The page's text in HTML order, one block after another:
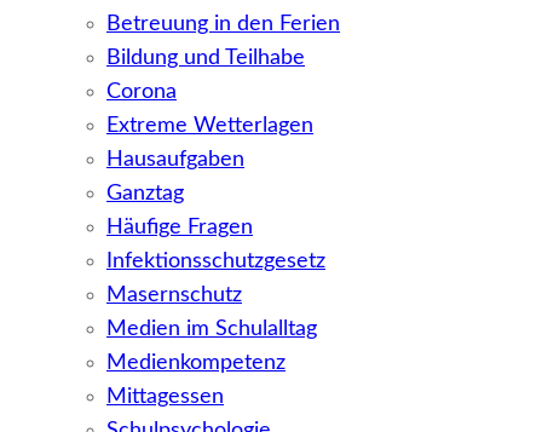
Betreuung in den Ferien
Bildung und Teilhabe
Corona
Extreme Wetterlagen
Hausaufgaben
Ganztag
Häufige Fragen
Infektionsschutzgesetz
Masernschutz
Medien im Schulalltag
Medienkompetenz
Mittagessen